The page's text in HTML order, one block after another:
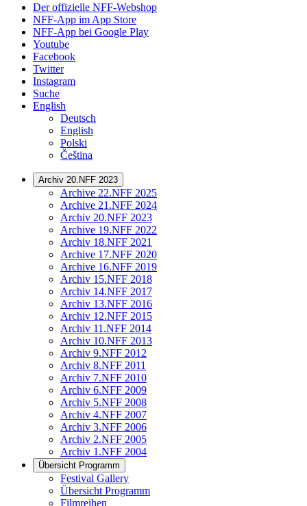
Der offizielle NFF-Webshop
NFF-App im App Store
NFF-App bei Google Play
Youtube
Facebook
Twitter
Instagram
Suche
English
Deutsch
English
Polski
Čeština
Archiv 20.NFF 2023
Archive 22.NFF 2025
Archive 21.NFF 2024
Archiv 20.NFF 2023
Archive 19.NFF 2022
Archiv 18.NFF 2021
Archive 17.NFF 2020
Archive 16.NFF 2019
Archiv 15.NFF 2018
Archiv 14.NFF 2017
Archiv 13.NFF 2016
Archiv 12.NFF 2015
Archiv 11.NFF 2014
Archiv 10.NFF 2013
Archiv 9.NFF 2012
Archiv 8.NFF 2011
Archiv 7.NFF 2010
Archiv 6.NFF 2009
Archiv 5.NFF 2008
Archiv 4.NFF 2007
Archiv 3.NFF 2006
Archiv 2.NFF 2005
Archiv 1.NFF 2004
Übersicht Programm
Festival Gallery
Übersicht Programm
Filmreihen